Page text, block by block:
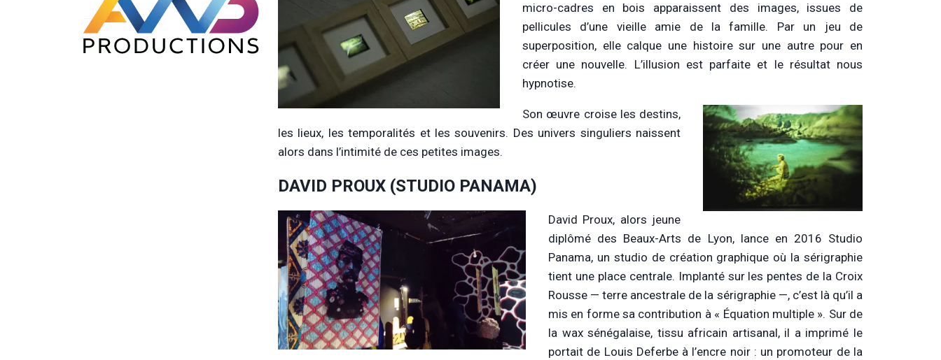
micro-cadres en bois apparaissent des images, issues de
pellicules d’une vieille amie de la famille. Par un jeu de
superposition, elle calque une histoire sur une autre pour en
créer une nouvelle. L’illusion est parfaite et le résultat nous
hypnotise.
Son œuvre croise les destins,
les lieux, les temporalités et les souvenirs. Des univers singuliers naissent
alors dans l’intimité de ces petites images.
DAVID PROUX (STUDIO PANAMA)
David Proux, alors jeune
diplômé des Beaux-Arts de Lyon, lance en 2016 Studio
Panama, un studio de création graphique où la sérigraphie
tient une place centrale. Implanté sur les pentes de la Croix
Rousse — terre ancestrale de la sérigraphie —, c’est là qu’il a
mis en forme sa contribution à « Équation multiple ». Sur de
la wax sénégalaise, tissu africain artisanal, il a imprimé le
portait de Louis Deferbe à l’encre noir : un promoteur de la